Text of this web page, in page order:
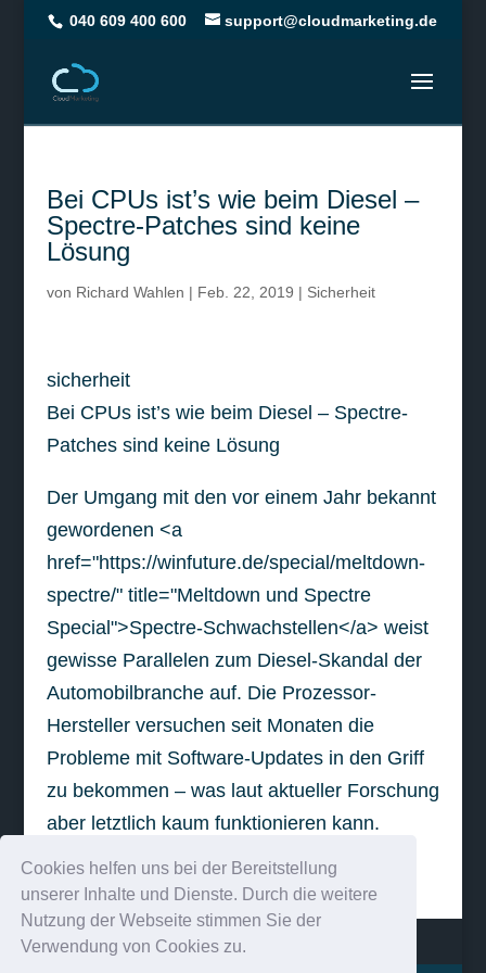
Cookies helfen uns bei der Bereitstellung
unserer Inhalte und Dienste. Durch die weitere
Nutzung der Webseite stimmen Sie der
Verwendung von Cookies zu.
040 609 400 600 support@cloudmarketing.de
Bei CPUs ist’s wie beim Diesel –
Spectre-Patches sind keine
Lösung
von Richard Wahlen | Feb. 22, 2019 | Sicherheit
sicherheit
Bei CPUs ist’s wie beim Diesel – Spectre-
Patches sind keine Lösung
Der Umgang mit den vor einem Jahr bekannt
gewordenen <a
href="https://winfuture.de/special/meltdown-
spectre/" title="Meltdown und Spectre
Special">Spectre-Schwachstellen</a> weist
gewisse Parallelen zum Diesel-Skandal der
Automobilbranche auf. Die Prozessor-
Hersteller versuchen seit Monaten die
Probleme mit Software-Updates in den Griff
zu bekommen – was laut aktueller Forschung
aber letztlich kaum funktionieren kann.
weiterlesen